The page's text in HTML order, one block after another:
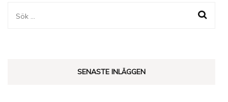
Sök
SENASTE INLÄGGEN